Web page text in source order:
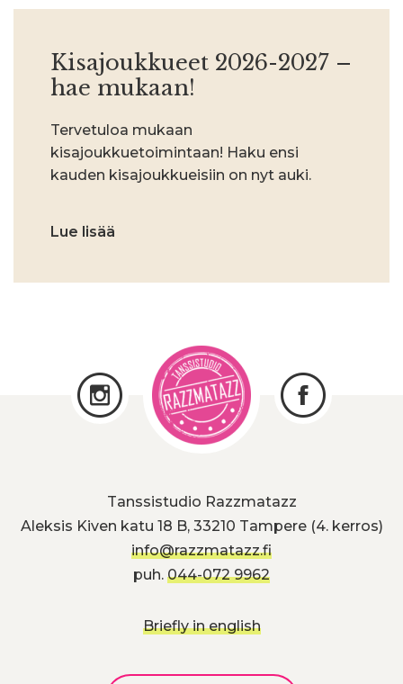
Kisajoukkueet 2026-2027 –
hae mukaan!
Tervetuloa mukaan
kisajoukkuetoimintaan! Haku ensi
kauden kisajoukkueisiin on nyt auki.
Lue lisää
Tanssistudio Razzmatazz
Aleksis Kiven katu 18 B, 33210 Tampere (4. kerros)
info@razzmatazz.fi
puh. 044-072 9962
Briefly in english